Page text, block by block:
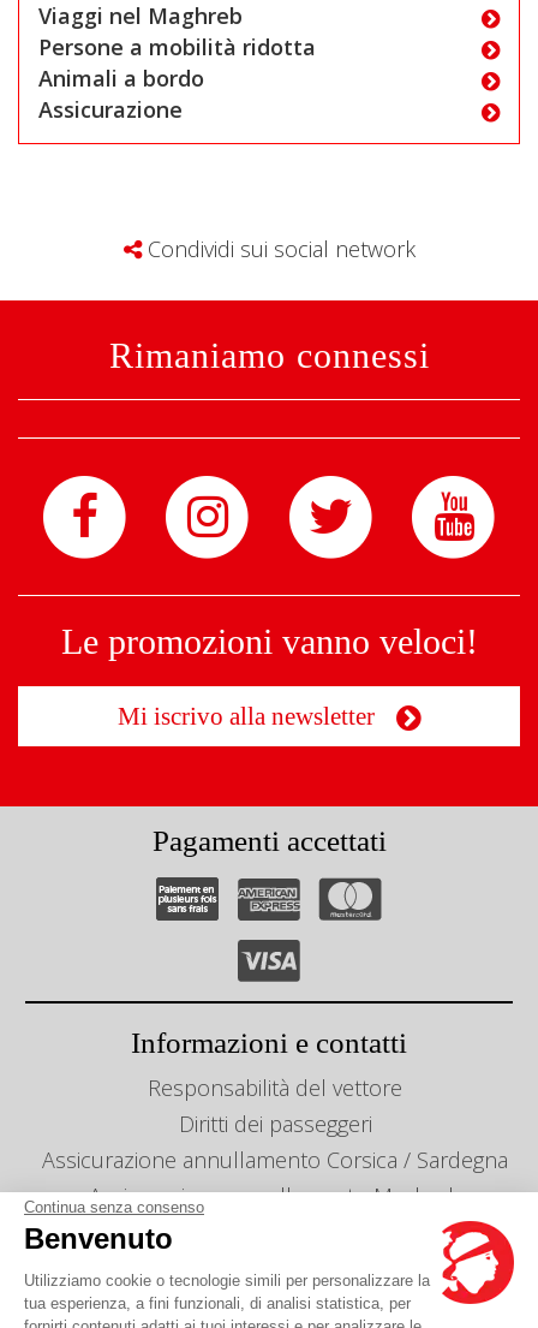
Continua senza consenso
Benvenuto
Utilizziamo cookie o tecnologie simili per personalizzare la
tua esperienza, a fini funzionali, di analisi statistica, per
Viaggi nel Maghreb
Persone a mobilità ridotta
Animali a bordo
Assicurazione
Condividi sui social network
Rimaniamo connessi
Le promozioni vanno veloci!
Mi iscrivo alla newsletter
Pagamenti accettati
Informazioni e contatti
Responsabilità del vettore
Diritti dei passeggeri
Assicurazione annullamento Corsica / Sardegna
Assicurazione annullamento Maghreb
Gestion des cookies
Le nostre agenzie